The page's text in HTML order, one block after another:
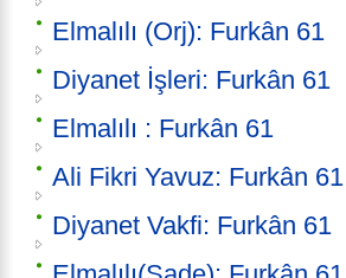
Elmalılı (Orj): Furkân 61
Diyanet İşleri: Furkân 61
Elmalılı : Furkân 61
Ali Fikri Yavuz: Furkân 61
Diyanet Vakfi: Furkân 61